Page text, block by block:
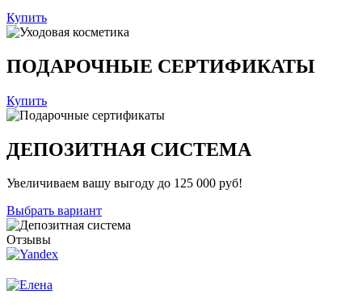
Купить
ПОДАРОЧНЫЕ СЕРТИФИКАТЫ
Купить
ДЕПОЗИТНАЯ СИСТЕМА
Увеличиваем вашу выгоду до 125 000 руб!
Выбрать вариант
Отзывы